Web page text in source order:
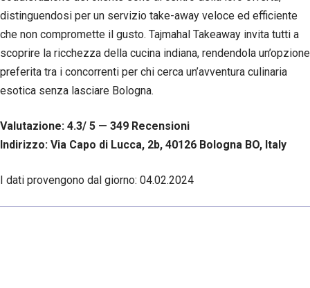
distinguendosi per un servizio take-away veloce ed efficiente
che non compromette il gusto. Tajmahal Takeaway invita tutti a
scoprire la ricchezza della cucina indiana, rendendola un’opzione
preferita tra i concorrenti per chi cerca un’avventura culinaria
esotica senza lasciare Bologna.
Valutazione: 4.3/ 5 — 349 Recensioni
Indirizzo: Via Capo di Lucca, 2b, 40126 Bologna BO, Italy
I dati provengono dal giorno: 04.02.2024